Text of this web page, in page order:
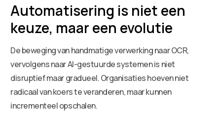
Automatisering is niet een
keuze, maar een evolutie
De beweging van handmatige verwerking naar OCR,
vervolgens naar AI-gestuurde systemen is niet
disruptief maar gradueel. Organisaties hoeven niet
radicaal van koers te veranderen, maar kunnen
incrementeel opschalen.